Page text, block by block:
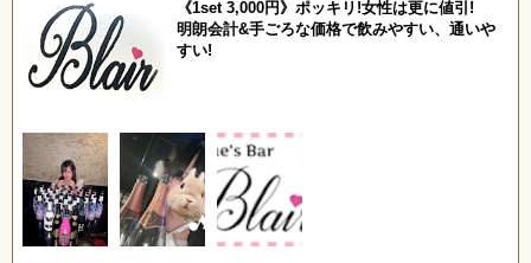
《1set 3,000円》ポッキリ!女性は更に値引!
明朗会計&手ごろな価格で飲みやすい、通いや
すい!